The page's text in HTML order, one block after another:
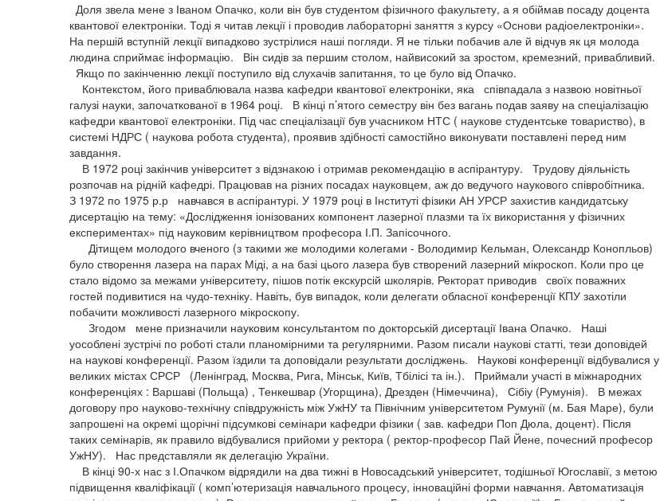
Доля звела мене з Іваном Опачко, коли він був студентом фізичного факультету, а я обіймав посаду доцента
квантової електроніки. Тоді я читав лекції і проводив лабораторні заняття з курсу «Основи радіоелектроніки».
На першій вступній лекції випадково зустрілися наші погляди. Я не тільки побачив але й відчув як ця молода
людина сприймає інформацію. Він сидів за першим столом, найвисокий за зростом, кремезний, привабливий.
Якщо по закінченню лекції поступило від слухачів запитання, то це було від Опачко.
Контекстом, його приваблювала назва кафедри квантової електроніки, яка співпадала з назвою новітньої
галузі науки, започаткованої в 1964 році. В кінці п’ятого семестру він без вагань подав заяву на спеціалізацію
кафедри квантової електроніки. Під час спеціалізації був учасником НТС ( наукове студентське товариство), в
системі НДРС ( наукова робота студента), проявив здібності самостійно виконувати поставлені перед ним
завдання.
В 1972 році закінчив університет з відзнакою і отримав рекомендацію в аспірантуру. Трудову діяльність
розпочав на рідній кафедрі. Працював на різних посадах науковцем, аж до ведучого наукового співробітника.
З 1972 по 1975 р.р навчався в аспірантурі. У 1979 році в Інституті фізики АН УРСР захистив кандидатську
дисертацію на тему: «Дослідження іонізованих компонент лазерної плазми та їх використання у фізичних
експериментах» під науковим керівництвом професора І.П. Запісочного.
Дітищем молодого вченого (з такими же молодими колегами - Володимир Кельман, Олександр Конопльов)
було створення лазера на парах Міді, а на базі цього лазера був створений лазерний мікроскоп. Коли про це
стало відомо за межами університету, пішов потік екскурсій школярів. Ректорат приводив своїх поважних
гостей подивитися на чудо-техніку. Навіть, був випадок, коли делегати обласної конференції КПУ захотіли
побачити можливості лазерного мікроскопу.
Згодом мене призначили науковим консультантом по докторській дисертації Івана Опачко. Наші
уособлені зустрічі по роботі стали планомірними та регулярними. Разом писали наукові статті, тези доповідей
на наукові конференції. Разом їздили та доповідали результати досліджень. Наукові конференції відбувалися у
великих містах СРСР (Ленінград, Москва, Рига, Мінськ, Київ, Тбілісі та ін.). Приймали участі в міжнародних
конференціях : Варшаві (Польща) , Тенкешвар (Угорщина), Дрезден (Німеччина), Сібіу (Румунія). В межах
договору про науково-технічну співдружність між УжНУ та Північним університетом Румунії (м. Бая Маре), були
запрошені на окремі щорічні підсумкові семінари кафедри фізики ( зав. кафедри Поп Дюла, доцент). Після
таких семінарів, як правило відбувалися прийоми у ректора ( ректор-професор Пай Йене, почесний професор
УжНУ). Нас представляли як делегацію України.
В кінці 90-х нас з І.Опачком відрядили на два тижні в Новосадський університет, тодішньої Югославії, з метою
підвищення кваліфікації ( комп’ютеризація навчального процесу, інноваційні форми навчання. Автоматизація